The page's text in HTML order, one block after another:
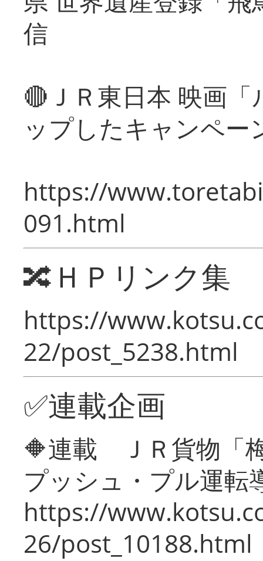
信
🔴ＪＲ東日本 映画
ップしたキャンペー
https://
091.html
🔀ＨＰリンク集
https://
22/post_5238.html
✅連載企画
🔶連載 ＪＲ貨物「
プッシュ・プル運転
https://
26/post_10188.html